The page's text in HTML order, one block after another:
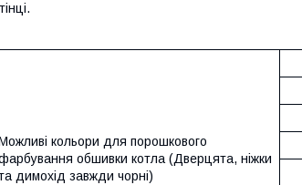
кольори для порошкового
обшивки котла (Дверцята, ніжки
димохід завжди чорні)